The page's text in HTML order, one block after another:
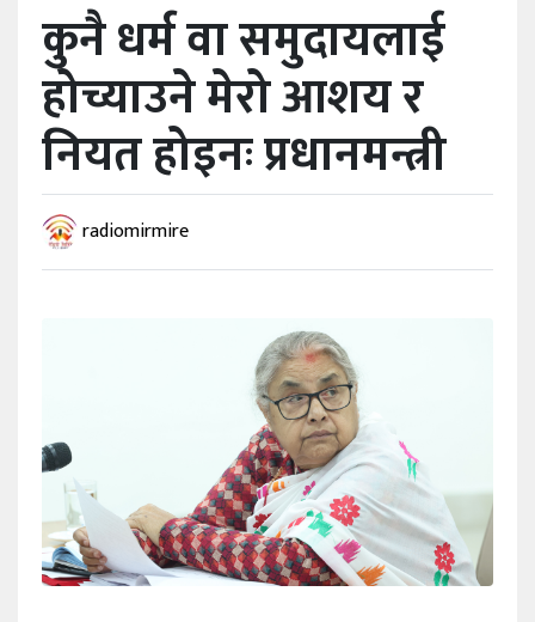
विचार
भिडियो
English
विविध
कुनै धर्म वा समुदायलाई
होच्याउने मेरो आशय र
नियत होइनः प्रधानमन्त्री
radiomirmire